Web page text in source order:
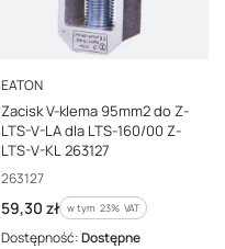
PRODUCENT
EATON
Zacisk V-klema 95mm2 do Z-
LTS-V-LA dla LTS-160/00 Z-
LTS-V-KL 263127
Kod producenta
263127
Cena brutto
59,30 zł w tym %s VAT
w tym 23% VAT
Dostępność:Dostępne